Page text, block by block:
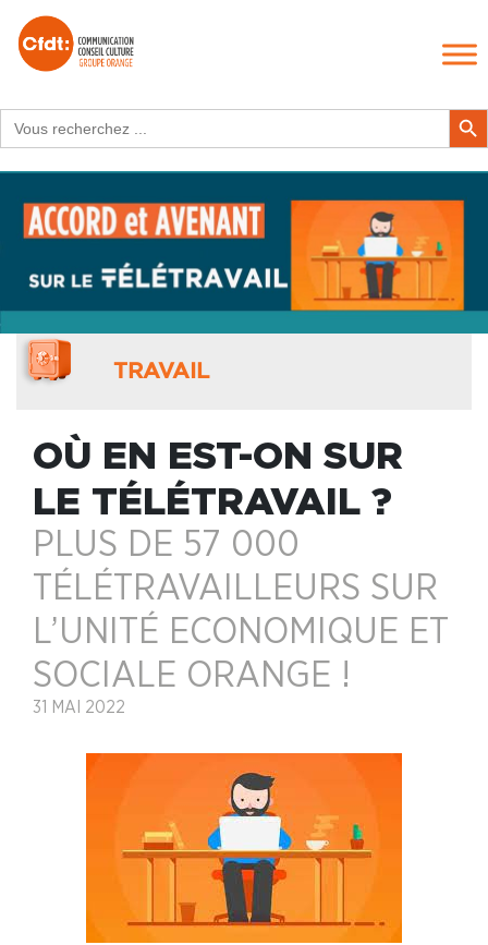
for:
Search
TRAVAIL
OÙ EN EST-ON SUR
LE TÉLÉTRAVAIL ?
PLUS DE 57 000
TÉLÉTRAVAILLEURS SUR
L’UNITÉ ECONOMIQUE ET
SOCIALE ORANGE !
31 MAI 2022